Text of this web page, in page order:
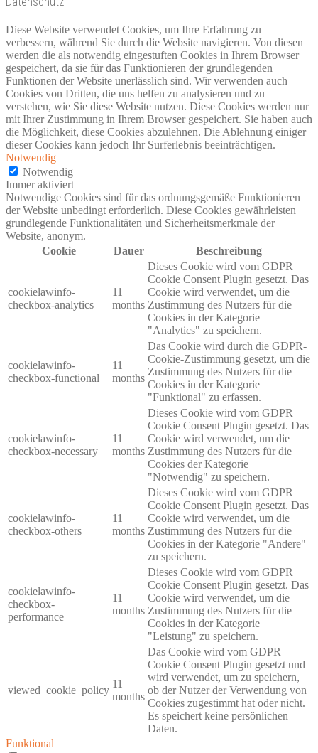
Diese Website verwendet Cookies, um Ihre Erfahrung zu
verbessern, während Sie durch die Website navigieren. Von diesen
werden die als notwendig eingestuften Cookies in Ihrem Browser
gespeichert, da sie für das Funktionieren der grundlegenden
Funktionen der Website unerlässlich sind. Wir verwenden auch
Cookies von Dritten, die uns helfen zu analysieren und zu
verstehen, wie Sie diese Website nutzen. Diese Cookies werden nur
mit Ihrer Zustimmung in Ihrem Browser gespeichert. Sie haben auch
die Möglichkeit, diese Cookies abzulehnen. Die Ablehnung einiger
dieser Cookies kann jedoch Ihr Surferlebnis beeinträchtigen.
Notwendig
Notwendig
Immer aktiviert
Notwendige Cookies sind für das ordnungsgemäße Funktionieren
der Website unbedingt erforderlich. Diese Cookies gewährleisten
grundlegende Funktionalitäten und Sicherheitsmerkmale der
Website, anonym.
Cookie
Dauer Beschreibung
cookielawinfo-
checkbox-analytics
11
months
Dieses Cookie wird vom GDPR
Cookie Consent Plugin gesetzt. Das
Cookie wird verwendet, um die
Zustimmung des Nutzers für die
Cookies in der Kategorie
"Analytics" zu speichern.
cookielawinfo-
checkbox-functional
11
months
Das Cookie wird durch die GDPR-
Cookie-Zustimmung gesetzt, um die
Zustimmung des Nutzers für die
Cookies in der Kategorie
"Funktional" zu erfassen.
cookielawinfo-
checkbox-necessary
11
months
Dieses Cookie wird vom GDPR
Cookie Consent Plugin gesetzt. Das
Cookie wird verwendet, um die
Zustimmung des Nutzers für die
Cookies der Kategorie
"Notwendig" zu speichern.
cookielawinfo-
checkbox-others
11
months
Dieses Cookie wird vom GDPR
Cookie Consent Plugin gesetzt. Das
Cookie wird verwendet, um die
Zustimmung des Nutzers für die
Cookies in der Kategorie "Andere"
zu speichern.
cookielawinfo-
checkbox-
performance
11
months
Dieses Cookie wird vom GDPR
Cookie Consent Plugin gesetzt. Das
Cookie wird verwendet, um die
Zustimmung des Nutzers für die
Cookies in der Kategorie
"Leistung" zu speichern.
viewed_cookie_policy
11
months
Das Cookie wird vom GDPR
Cookie Consent Plugin gesetzt und
wird verwendet, um zu speichern,
ob der Nutzer der Verwendung von
Cookies zugestimmt hat oder nicht.
Es speichert keine persönlichen
Daten.
Funktional